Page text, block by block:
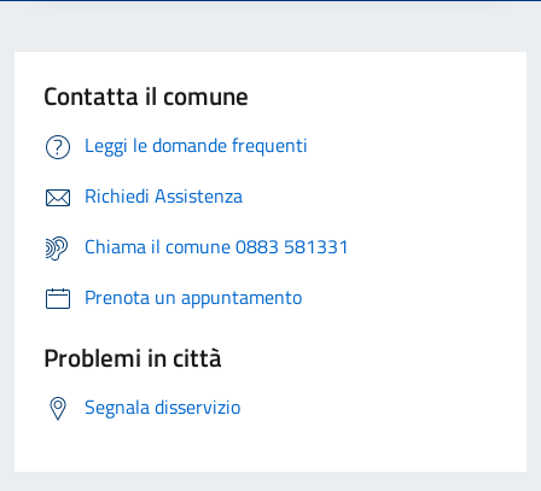
Contatta il comune
Leggi le domande frequenti
Richiedi Assistenza
Chiama il comune 0883 581331
Prenota un appuntamento
Problemi in città
Segnala disservizio